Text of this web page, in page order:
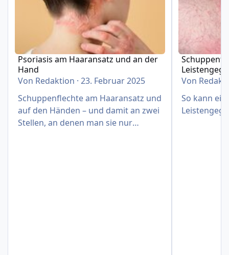
Psoriasis am Haaransatz und an der
Hand
Von Redaktion ·23. Februar 2025
Schuppenflechte am Haaransatz und
auf den Händen – und damit an zwei
Stellen, an denen man sie nur
Von
So kann